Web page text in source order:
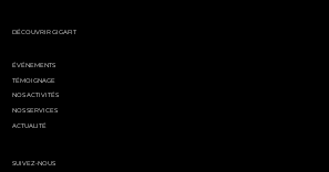
DÉCOUVRIR GIGAFIT
ÉVÉNEMENTS
TÉMOIGNAGE
NOS ACTIVITÉS
NOS SERVICES
ACTUALITÉ
SUIVEZ-NOUS